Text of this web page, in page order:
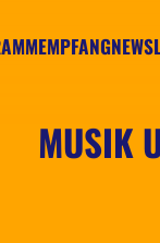
EMPFANG
MUSIK